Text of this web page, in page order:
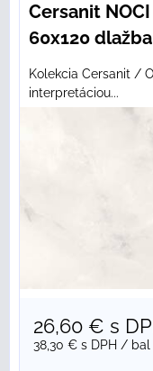
Cersanit NOCI
60x120
Kolekcia Cersanit /
interpretáciou...
26,60 € s
38,30 € s DPH / bal